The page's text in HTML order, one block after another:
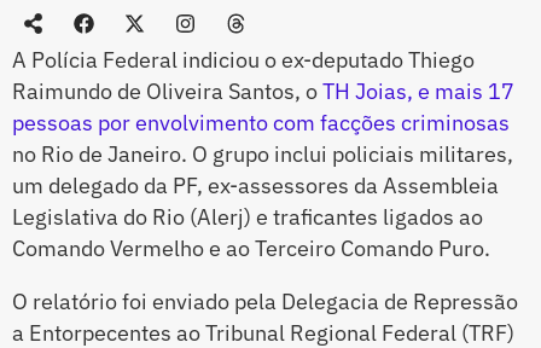
A Polícia Federal indiciou o ex-deputado Thiego
Raimundo de Oliveira Santos, oTH Joias, e mais 17
pessoas por envolvimento com facções criminosas
no Rio de Janeiro. O grupo inclui policiais militares,
um delegado da PF, ex-assessores da Assembleia
Legislativa do Rio (Alerj) e traficantes ligados ao
Comando Vermelho e ao Terceiro Comando Puro.
O relatório foi enviado pela Delegacia de Repressão
a Entorpecentes ao Tribunal Regional Federal (TRF)